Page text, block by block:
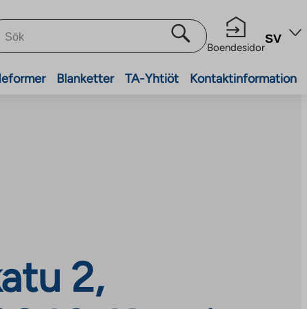
Boendesidor
SV
Blanketter TA-Yhtiöt Kontaktinformation
2,